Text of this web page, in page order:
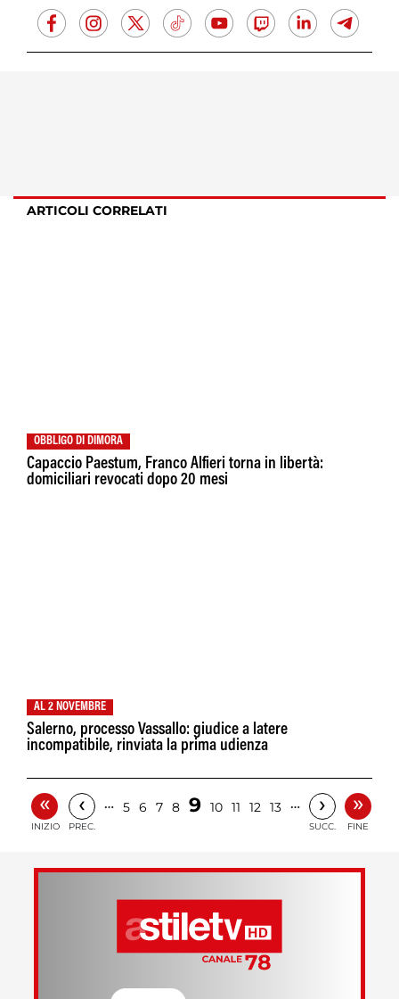
ARTICOLI CORRELATI
OBBLIGO DI DIMORA
Capaccio Paestum, Franco Alfieri torna in libertà:
domiciliari revocati dopo 20 mesi
AL 2 NOVEMBRE
Salerno, processo Vassallo: giudice a latere
incompatibile, rinviata la prima udienza
«
INIZIO
‹
PREC.
… 5 6 7 8 9 10 11 12 13 … ›
SUCC.
»
FINE